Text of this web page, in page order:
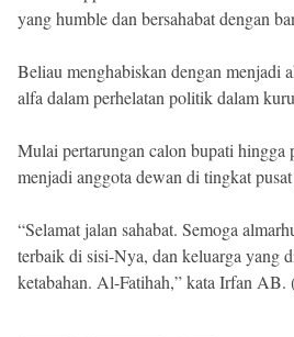
yang humble dan bersahabat dengan
Beliau menghabiskan dengan menjadi
alfa dalam perhelatan politik dalam
Mulai pertarungan calon bupati hingga
menjadi anggota dewan di tingkat
“Selamat jalan sahabat. Semoga
terbaik di sisi-Nya, dan keluarga yang
ketabahan. Al-Fatihah,” kata Irfan AB.